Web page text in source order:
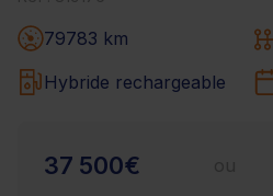
79783 km
Hybride rechargeable
37 500€